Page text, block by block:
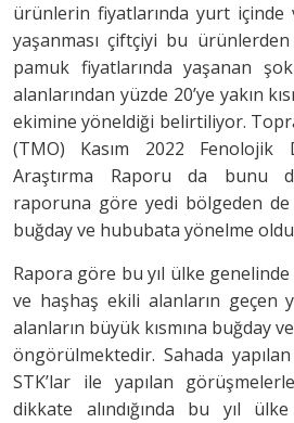
ürünlerin fiyatlarında yurt içinde
yaşanması çiftçiyi bu ürünlerden
pamuk fiyatlarında yaşanan
alanlarından yüzde 20’ye yakın
ekimine yöneldiği belirtiliyor.
(TMO) Kasım 2022 Fenolojik
Araştırma Raporu da bunu
raporuna göre yedi bölgeden
buğday ve hububata yönelme
Rapora göre bu yıl ülke genelinde
ve haşhaş ekili alanların geçen
alanların büyük kısmına buğday
öngörülmektedir. Sahada
STK’lar ile yapılan
dikkate alındığında bu yıl